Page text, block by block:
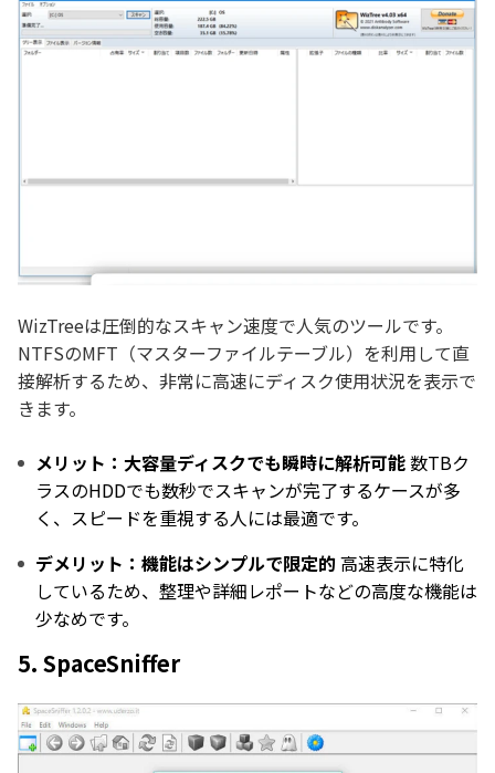
WizTreeは圧倒的なスキャン速度で人気のツールです。
NTFSのMFT（マスターファイルテーブル）を利用して直
接解析するため、非常に高速にディスク使用状況を表示で
きます。
メリット：大容量ディスクでも瞬時に解析可能数TBク
ラスのHDDでも数秒でスキャンが完了するケースが多
く、スピードを重視する人には最適です。
デメリット：機能はシンプルで限定的高速表示に特化
しているため、整理や詳細レポートなどの高度な機能は
少なめです。
5. SpaceSniffer